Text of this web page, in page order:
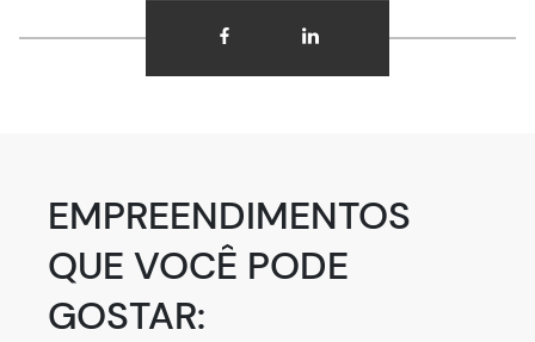
EMPREENDIMENTOS
QUE VOCÊ PODE
GOSTAR: